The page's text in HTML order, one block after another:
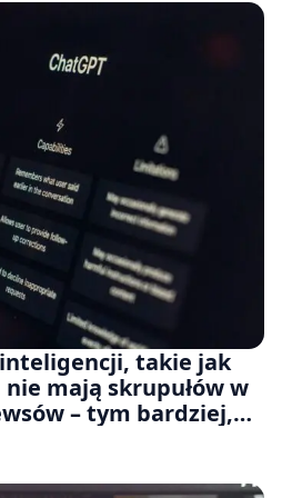
takie jak
nie mają skrupułów w
– tym bardziej,
po polsku